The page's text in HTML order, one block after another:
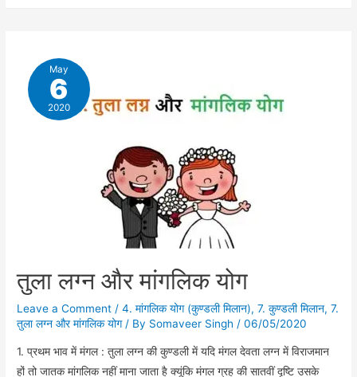
योग
May
6
2020
तुला लग्न और मांगलिक योग
Leave a Comment /4. मांगलिक योग (कुण्डली मिलान),7. कुण्डली मिलान,7.
तुला लग्न और मांगलिक योग/ By Somaveer Singh /06/05/2020
1. प्रथम भाव में मंगल : तुला लग्न की कुण्डली में यदि मंगल देवता लग्न में विराजमान
हों तो जातक मांगलिक नहीं माना जाता है क्यूंकि मंगल ग्रह की सातवीं दृष्टि उसके